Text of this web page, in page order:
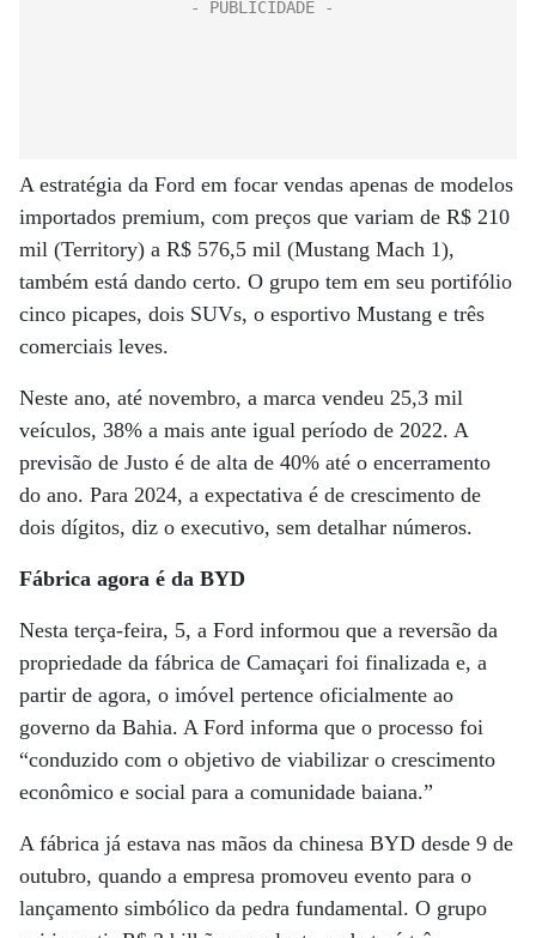
A estratégia da Ford em focar vendas apenas de modelos
importados premium, com preços que variam de R$ 210
mil (Territory) a R$ 576,5 mil (Mustang Mach 1),
também está dando certo. O grupo tem em seu portifólio
cinco picapes, dois SUVs, o esportivo Mustang e três
comerciais leves.
Neste ano, até novembro, a marca vendeu 25,3 mil
veículos, 38% a mais ante igual período de 2022. A
previsão de Justo é de alta de 40% até o encerramento
do ano. Para 2024, a expectativa é de crescimento de
dois dígitos, diz o executivo, sem detalhar números.
Fábrica agora é da BYD
Nesta terça-feira, 5, a Ford informou que a reversão da
propriedade da fábrica de Camaçari foi finalizada e, a
partir de agora, o imóvel pertence oficialmente ao
governo da Bahia. A Ford informa que o processo foi
“conduzido com o objetivo de viabilizar o crescimento
econômico e social para a comunidade baiana.”
A fábrica já estava nas mãos da chinesa BYD desde 9 de
outubro, quando a empresa promoveu evento para o
lançamento simbólico da pedra fundamental. O grupo